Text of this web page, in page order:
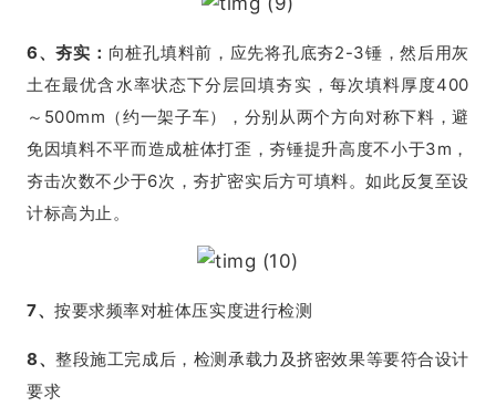
6、夯实： 向桩孔填料前，应先将孔底夯2-3锤，然后用灰
土在最优含水率状态下分层回填夯实，每次填料厚度400
～500mm（约一架子车），分别从两个方向对称下料，避
免因填料不平而造成桩体打歪，夯锤提升高度不小于3m，
夯击次数不少于6次，夯扩密实后方可填料。如此反复至设
计标高为止。
7、按要求频率对桩体压实度进行检测
8、整段施工完成后，检测承载力及挤密效果等要符合设计
要求